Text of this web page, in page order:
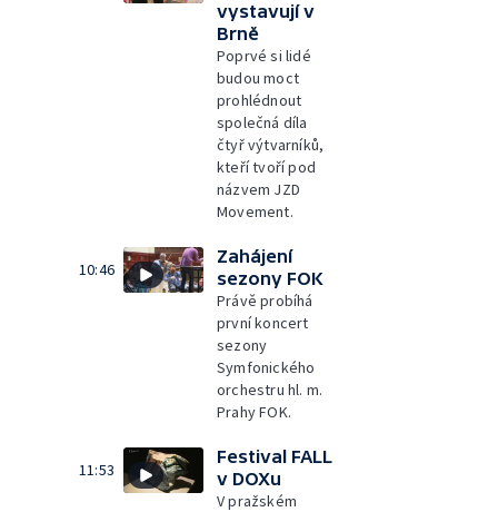
vystavují v
Brně
Poprvé si lidé
budou moct
prohlédnout
společná díla
čtyř výtvarníků,
kteří tvoří pod
názvem JZD
Movement.
10:46
Zahájení
sezony FOK
Právě probíhá
první koncert
sezony
Symfonického
orchestru hl. m.
Prahy FOK.
11:53
Festival FALL
v DOXu
V pražském